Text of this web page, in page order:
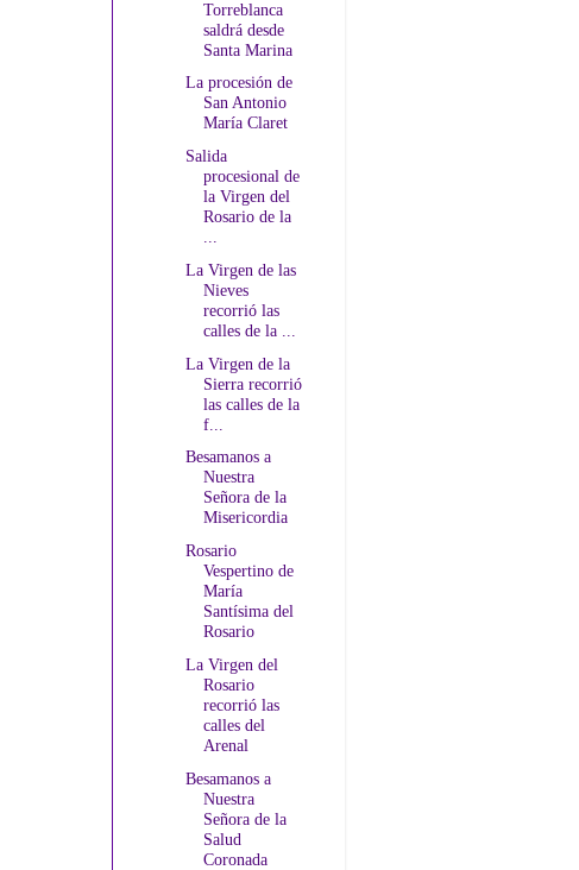
Torreblanca
saldrá desde
Santa Marina
La procesión de
San Antonio
María Claret
Salida
procesional de
la Virgen del
Rosario de la
La Virgen de las
Nieves
recorrió las
calles de la ...
La Virgen de la
Sierra recorrió
las calles de la
f...
Besamanos a
Nuestra
Señora de la
Misericordia
Rosario
Vespertino de
María
Santísima del
Rosario
La Virgen del
Rosario
recorrió las
calles del
Arenal
Besamanos a
Nuestra
Señora de la
Salud
Coronada